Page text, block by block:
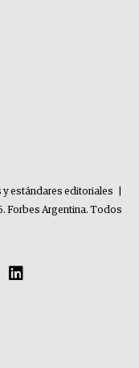
y estándares editoriales
Forbes Argentina. Todos